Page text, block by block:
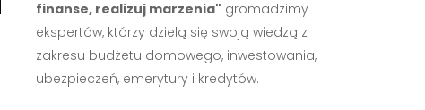
finanse, realizuj marzenia" gromadzimy
ekspertów, którzy dzielą się swoją wiedzą z
zakresu budżetu domowego, inwestowania,
ubezpieczeń, emerytury i kredytów.